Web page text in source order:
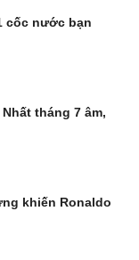
cốc nước bạn
tháng 7 âm,
khiến Ronaldo